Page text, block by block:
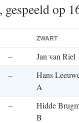
op
ZWART
–
Jan van Riel
–
Hans
A
–
Hidde
B